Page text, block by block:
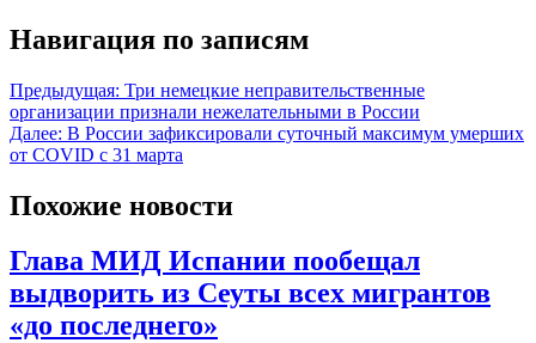
Навигация по записям
Предыдущая: Три немецкие неправительственные
организации признали нежелательными в России
Далее: В России зафиксировали суточный максимум умерших
от COVID с 31 марта
Похожие новости
Глава МИД Испании пообещал
выдворить из Сеуты всех мигрантов
«до последнего»